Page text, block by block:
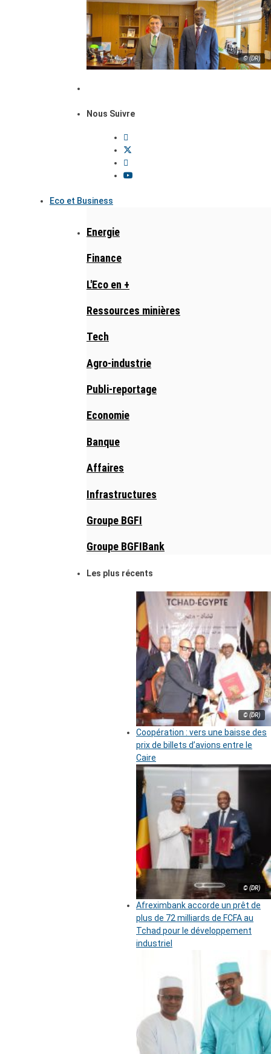
© (DR)
Nous Suivre
Eco et Business
Energie
Finance
L'Eco en +
Ressources minières
Tech
Agro-industrie
Publi-reportage
Economie
Banque
Affaires
Infrastructures
Groupe BGFI
Groupe BGFIBank
Les plus récents
© (DR)
Coopération : vers une baisse des
prix de billets d’avions entre le
Caire
© (DR)
Afreximbank accorde un prêt de
plus de 72 milliards de FCFA au
Tchad pour le développement
industriel